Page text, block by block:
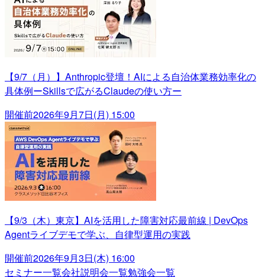
【9/7（月）】Anthropic登壇！AIによる自治体業務効率化の
具体例ーSkillsで広がるClaudeの使い方ー
開催前2026年9月7日(月) 15:00
【9/3（木）東京】AIを活用した障害対応最前線 | DevOps
Agentライブデモで学ぶ、自律型運用の実践
開催前2026年9月3日(木) 16:00
セミナー一覧会社説明会一覧勉強会一覧